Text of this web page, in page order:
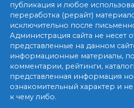
публикация и любое
переработка (рерайт)
исключительно после
Администрация сайта не несет
представленные на данном
информационные материалы,
комментарии, рейтинги,
представленная информация
ознакомительный характер и
к чему либо.